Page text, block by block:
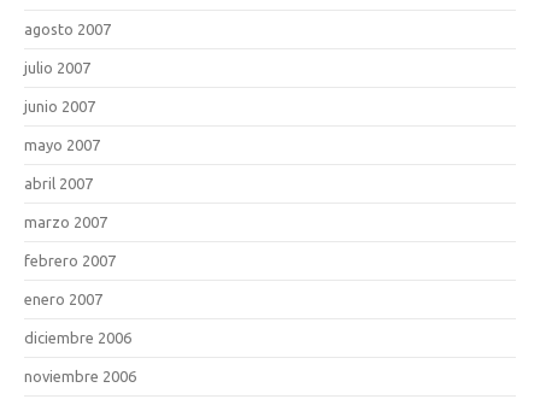
agosto 2007
julio 2007
junio 2007
mayo 2007
abril 2007
marzo 2007
febrero 2007
enero 2007
diciembre 2006
noviembre 2006